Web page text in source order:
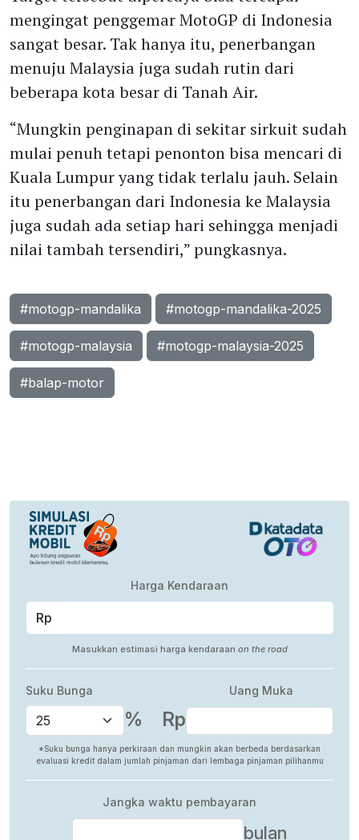
mengingat penggemar MotoGP di Indonesia
sangat besar. Tak hanya itu, penerbangan
menuju Malaysia juga sudah rutin dari
beberapa kota besar di Tanah Air.
“Mungkin penginapan di sekitar sirkuit sudah
mulai penuh tetapi penonton bisa mencari di
Kuala Lumpur yang tidak terlalu jauh. Selain
itu penerbangan dari Indonesia ke Malaysia
juga sudah ada setiap hari sehingga menjadi
nilai tambah tersendiri,” pungkasnya.
#motogp-mandalika #motogp-mandalika-2025
#motogp-malaysia #motogp-malaysia-2025
#balap-motor